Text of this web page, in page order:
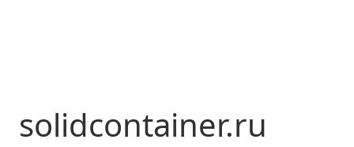
solidcontainer.ru